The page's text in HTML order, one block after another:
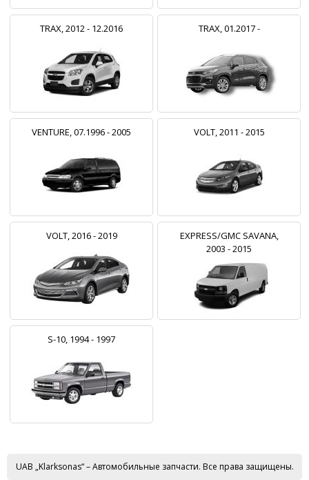
TRAX, 2012 - 12.2016 TRAX, 01.2017 -
VENTURE, 07.1996 - 2005 VOLT, 2011 - 2015
VOLT, 2016 - 2019
EXPRESS/GMC SAVANA,
2003 - 2015
S-10, 1994 - 1997
UAB „Klarksonas“ – Автомобильные запчасти. Все права защищены.